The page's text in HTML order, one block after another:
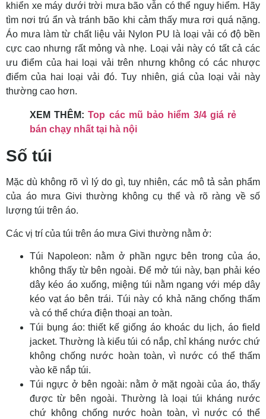
khiển xe máy dưới trời mưa bão vẫn có thể nguy hiểm. Hãy
tìm nơi trú ẩn và tránh bão khi cảm thấy mưa rơi quá nặng.
Áo mưa làm từ chất liệu vải Nylon PU là loại vải có độ bền
cực cao nhưng rất mỏng và nhẹ. Loại vải này có tất cả các
ưu điểm của hai loại vải trên nhưng không có các nhược
điểm của hai loại vải đó. Tuy nhiên, giá của loại vải này
thường cao hơn.
XEM THÊM:Top các mũ bảo hiểm 3/4 giá rẻ
bán chạy nhất tại hà nội
Số túi
Mặc dù không rõ vì lý do gì, tuy nhiên, các mô tả sản phẩm
của áo mưa Givi thường không cụ thể và rõ ràng về số
lượng túi trên áo.
Các vị trí của túi trên áo mưa Givi thường nằm ở:
Túi Napoleon: nằm ở phần ngực bên trong của áo,
không thấy từ bên ngoài. Để mở túi này, bạn phải kéo
dây kéo áo xuống, miệng túi nằm ngang với mép dây
kéo vạt áo bên trái. Túi này có khả năng chống thấm
và có thể chứa điện thoại an toàn.
Túi bụng áo: thiết kế giống áo khoác du lịch, áo field
jacket. Thường là kiểu túi có nắp, chỉ kháng nước chứ
không chống nước hoàn toàn, vì nước có thể thấm
vào kẽ nắp túi.
Túi ngực ở bên ngoài: nằm ở mặt ngoài của áo, thấy
được từ bên ngoài. Thường là loại túi kháng nước
chứ không chống nước hoàn toàn, vì nước có thể